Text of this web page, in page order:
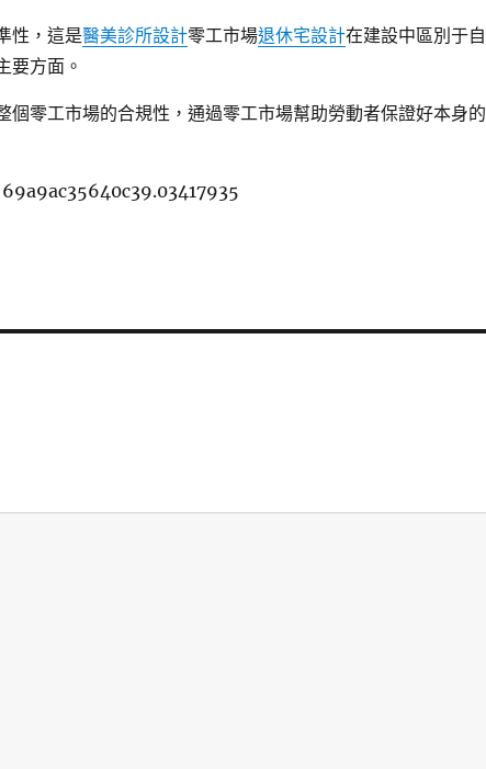
性，這是醫美診所設計零工市場退休宅設計在建設中區別于自
要方面。
個零工市場的合規性，通過零工市場幫助勞動者保證好本身的